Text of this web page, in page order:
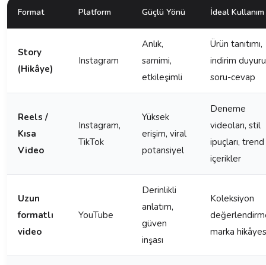
Format Platform Güçlü Yönü İdeal Kullanım
Story
(Hikâye)
Instagram
Anlık,
samimi,
etkileşimli
Ürün tanıtımı,
indirim
soru-cevap
Reels /
Kısa
Video
Instagram,
TikTok
Yüksek
erişim, viral
potansiyel
Deneme
videoları, stil
ipuçları, trend
içerikler
Uzun
formatlı
video
YouTube
Derinlikli
anlatım,
güven
inşası
Koleksiyon
marka